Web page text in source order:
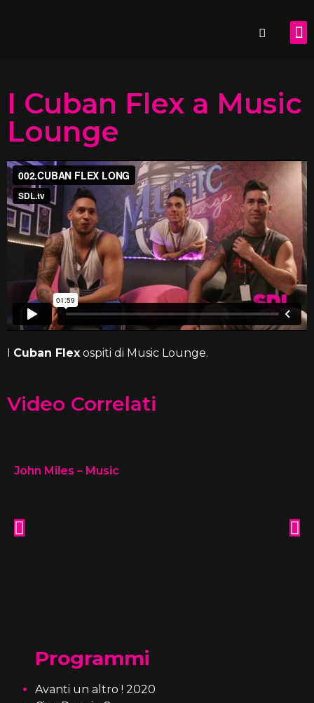
I Cuban Flex a Music
Lounge
I Cuban Flex ospiti di Music Lounge.
Video Correlati
John Miles – Music
Programmi
Avanti un altro ! 2020